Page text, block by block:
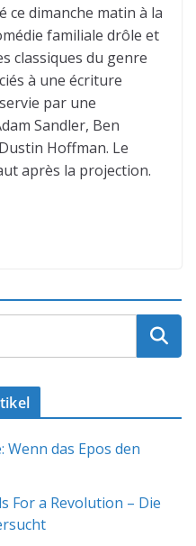
ce dimanche matin à la
familiale drôle et
classiques du genre
à une écriture
par une
Sandler, Ben
Hoffman. Le
après la projection.
das Epos den
For a Revolution – Die